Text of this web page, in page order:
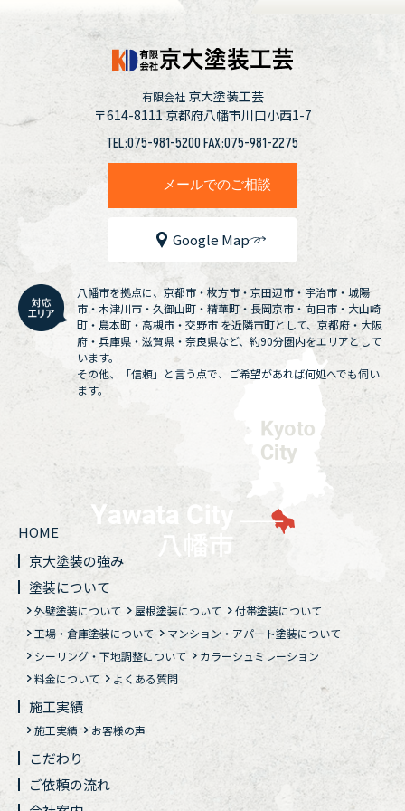
有限会社 京大塗装工芸
〒614-8111京都府八幡市川口小西1-7
TEL:075-981-5200 FAX:075-981-2275
メールでのご相談
Google Map
八幡市を拠点に、京都市・枚方市・京田辺市・宇治市・城陽
市・木津川市・久御山町・精華町・長岡京市・向日市・大山崎
町・島本町・高槻市・交野市 を近隣市町として、京都府・大阪
府・兵庫県・滋賀県・奈良県など、約90分圏内をエリアとして
います。
その他、「信頼」と言う点で、ご希望があれば何処へでも伺い
ます。
HOME
京大塗装の強み
塗装について
外壁塗装について 屋根塗装について
付帯塗装について
工場・倉庫塗装について
マンション・アパート塗装について
シーリング・下地調整について
カラーシュミレーション
料金について
よくある質問
施工実績
施工実績 お客様の声
こだわり
ご依頼の流れ